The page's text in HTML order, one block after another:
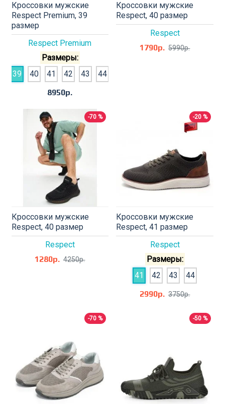
Respect Premium
Кроссовки мужские
Respect Premium, 39
размер
Размеры:
39
40 41 42 43
44
8950р.
Respect
Кроссовки мужские
Respect, 40 размер
1790р. 5990р.
-70 %
Respect
Кроссовки мужские
Respect, 40 размер
1280р. 4250р.
-20 %
Respect
Кроссовки мужские
Respect, 41 размер
Размеры:
41
42 43
44
2990р. 3750р.
-70 % -50 %